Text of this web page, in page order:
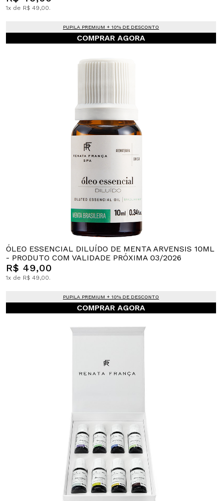
1x de R$ 49,00.
PUPILA PREMIUM + 10% DE DESCONTO
COMPRAR AGORA
ÓLEO ESSENCIAL DILUÍDO DE MENTA ARVENSIS 10ML
- PRODUTO COM VALIDADE PRÓXIMA 03/2026
R$ 49,00
1x de R$ 49,00.
PUPILA PREMIUM + 10% DE DESCONTO
COMPRAR AGORA